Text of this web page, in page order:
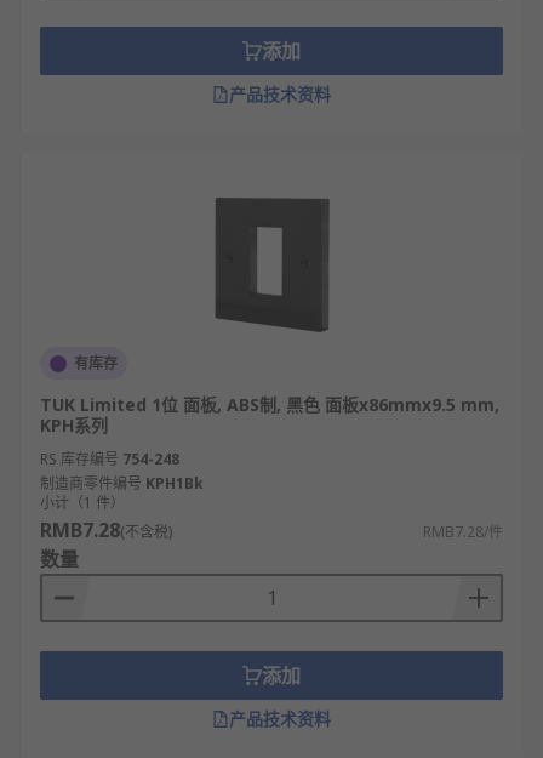
添加
产品技术资料
有库存
TUK Limited 1位 面板, ABS制, 黑色 面板x86mmx9.5 mm,
KPH系列
RS 库存编号 754-248
制造商零件编号 KPH1Bk
小计（1 件）
RMB7.28(不含税) RMB7.28/件
数量
添加
产品技术资料